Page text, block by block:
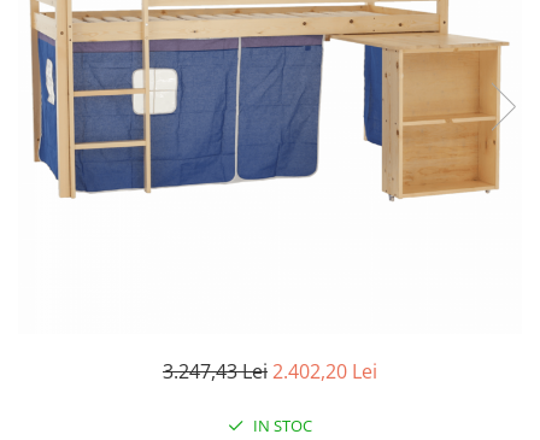
Set mobilier Living
Seturi masa +scaune dining
Tabureti
Seturi dormitoare complete
Suporturi saltea/Somiere/Gratii
pentru pat
3.247,43 Lei2.402,20 Lei
IN STOC